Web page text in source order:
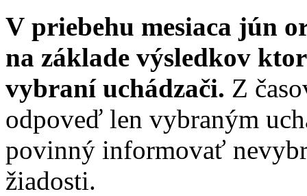
V priebehu mesiaca jún
na základe výsledkov
vybraní uchádzači. Z
odpoveď len vybraným
povinný informovať
žiadosti.